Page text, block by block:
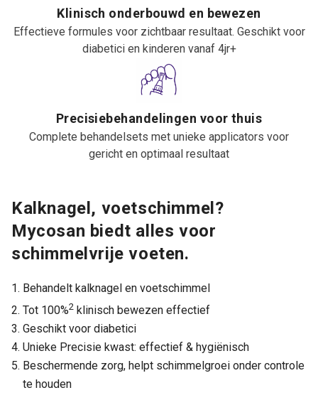
Klinisch onderbouwd en bewezen
Effectieve formules voor zichtbaar resultaat. Geschikt voor
diabetici en kinderen vanaf 4jr+
Precisiebehandelingen voor thuis
Complete behandelsets met unieke applicators voor
gericht en optimaal resultaat
Kalknagel, voetschimmel?
Mycosan biedt alles voor
schimmelvrije voeten.
Behandelt kalknagel en voetschimmel
Tot 100%2 klinisch bewezen effectief
Geschikt voor diabetici
Unieke Precisie kwast: effectief & hygiënisch
Beschermende zorg, helpt schimmelgroei onder controle
te houden